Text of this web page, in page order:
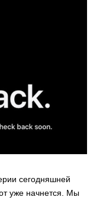
сегодняшней
уже начнется. Мы